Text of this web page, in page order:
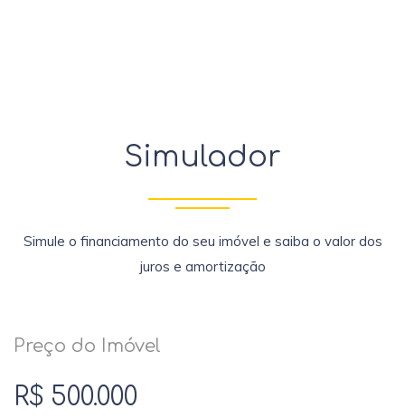
Simulador
Simule o financiamento do seu imóvel e saiba o valor dos
juros e amortização
Preço do Imóvel
R$ 500.000